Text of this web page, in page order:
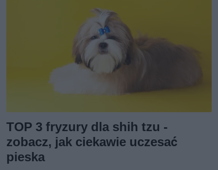
TOP 3 fryzury dla shih tzu -
zobacz, jak ciekawie uczesać
pieska